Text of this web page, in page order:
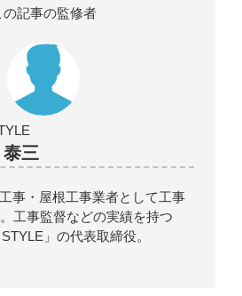
の記事の監修者
泰三
事・屋根工事業者として工事
工事監督などの実績を持つ
」の代表取締役。